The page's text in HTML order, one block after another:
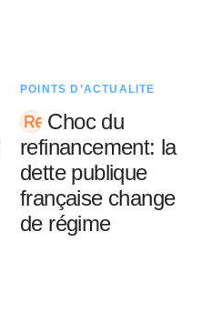
POINTS D’ACTUALITÉ
Choc du
refinancement: la
dette publique
française change
de régime